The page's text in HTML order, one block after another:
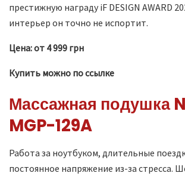
престижную награду iF DESIGN AWARD
интерьер он точно не испортит.
Цена: от 4 999 грн
Купить можно по ссылке
Массажная подушка
MGP-129A
Работа за ноутбуком, длительные
постоянное напряжение из-за стресса.